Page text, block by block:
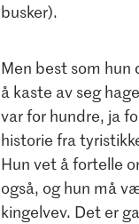
busker).
Men best som hun
å kaste av seg
var for hundre, ja
historie fra
Hun vet å fortelle
også, og hun må
kingelvev. Det er